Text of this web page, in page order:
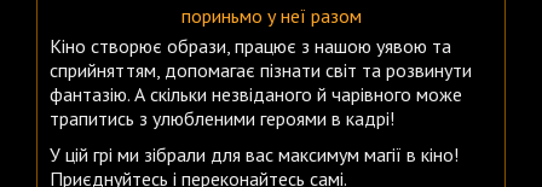
пориньмо у неї разом
Кіно створює образи, працює з нашою уявою та
сприйняттям, допомагає пізнати світ та розвинути
фантазію. А скільки незвіданого й чарівного може
трапитись з улюбленими героями в кадрі!
У цій грі ми зібрали для вас максимум магії в кіно!
Приєднуйтесь і переконайтесь самі.